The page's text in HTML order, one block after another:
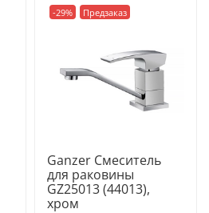
-29% Предзаказ
Ganzer Смеситель
для раковины
GZ25013 (44013),
хром